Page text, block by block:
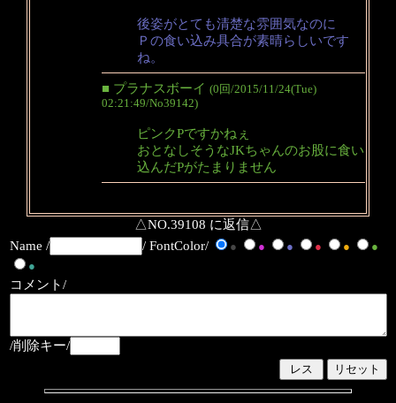
後姿がとても清楚な雰囲気なのに
Ｐの食い込み具合が素晴らしいです
ね。
■ プラナスボーイ (0回/2015/11/24(Tue)
02:21:49/No39142)
ピンクPですかねぇ
おとなしそうなJKちゃんのお股に食い
込んだPがたまりません
△NO.39108 に返信△
Name /
/ FontColor/ ● ● ● ● ●
●
●
コメント/
/削除キー/